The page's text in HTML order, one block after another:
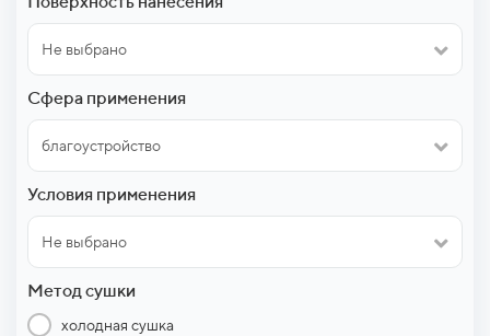
Не выбрано
Сфера применения
благоустройство
Условия применения
Не выбрано
Метод сушки
холодная сушка